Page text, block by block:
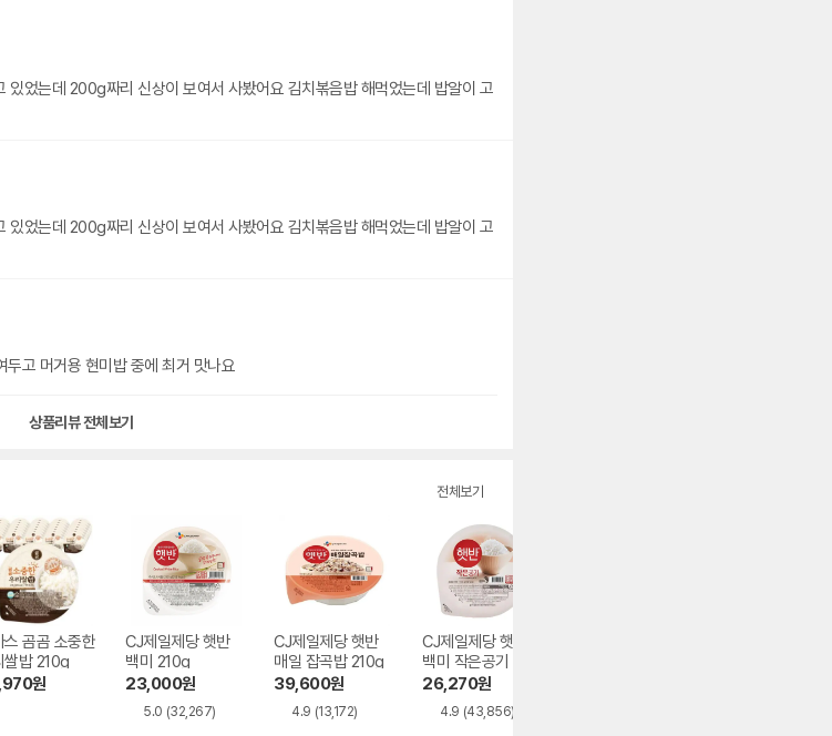
었는데 200g짜리 신상이 보여서 사봤어요 김치볶음밥 해먹었는데 밥알이 고
었는데 200g짜리 신상이 보여서 사봤어요 김치볶음밥 해먹었는데 밥알이 고
고 머거용 현미밥 중에 최거 맛나요
상품리뷰 전체보기
전체보기
스 곰곰 소중한
쌀밥 210g
원
CJ제일제당 햇반
백미 210g
23,000원
5.0 (32,267)
CJ제일제당 햇반
매일 잡곡밥 210g
39,600원
4.9 (13,172)
CJ제일제당 햇반
백미 작은공기 130
g
26,270원
4.9 (43,856)